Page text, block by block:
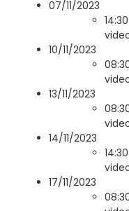
07/11/2023
10/11/2023
13/11/2023
14/11/2023
17/11/2023